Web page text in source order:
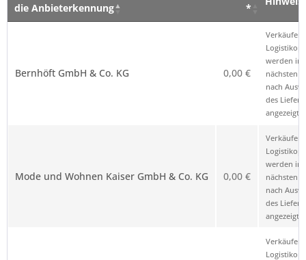
die Anbieterkennung
*
Bernhöft GmbH & Co. KG 0,00 €
Verkäufer
werden im
nächsten
nach
des
angezeigt.
Mode und Wohnen Kaiser GmbH & Co. KG 0,00 €
Verkäufer
werden im
nächsten
nach
des
angezeigt.
Verkäufer